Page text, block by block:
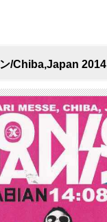
/Chiba,Japan 2014